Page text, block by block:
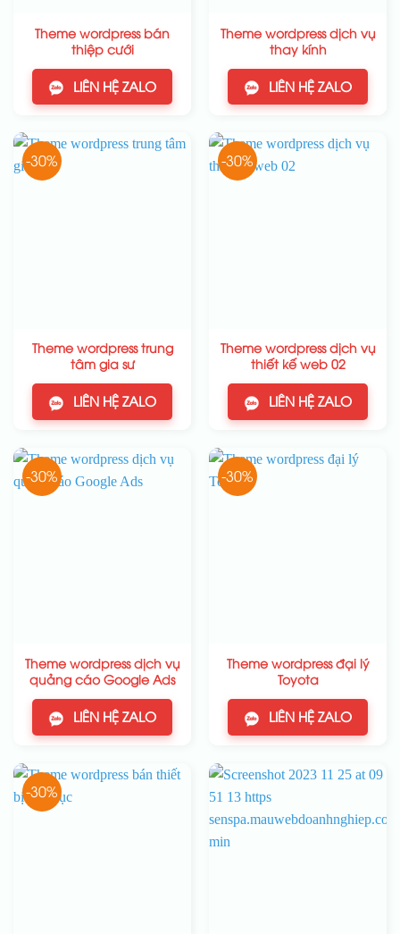
Theme wordpress bán
thiệp cưới
LIÊN HỆ ZALO
Theme wordpress dịch vụ
thay kính
LIÊN HỆ ZALO
-30%
Theme wordpress trung
tâm gia sư
LIÊN HỆ ZALO
-30%
Theme wordpress dịch vụ
thiết kế web 02
LIÊN HỆ ZALO
-30%
Theme wordpress dịch vụ
quảng cáo Google Ads
LIÊN HỆ ZALO
-30%
Theme wordpress đại lý
Toyota
LIÊN HỆ ZALO
-30%